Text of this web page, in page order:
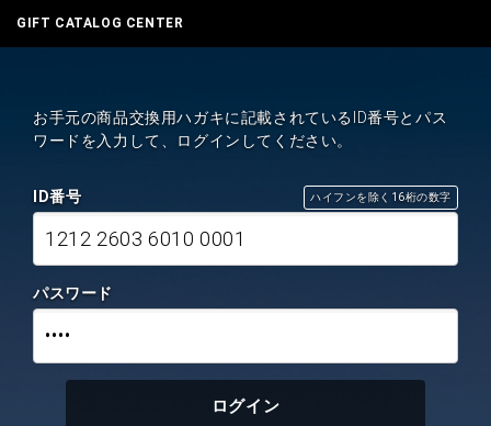
GIFT CATALOG CENTER
お手元の商品交換用ハガキに記載されているID番号とパス
ワードを入力して、ログインしてください。
ID番号 ハイフンを除く16桁の数字
1212 2603 6010 0001
パスワード